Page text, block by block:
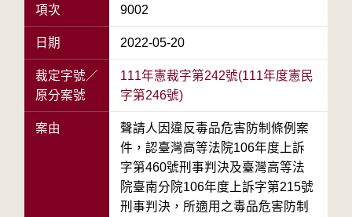
項次 9002
日期 2022-05-20
裁定字號／
原分案號
111年憲裁字第242號(111年度憲民
字第246號)
案由
聲請人因違反毒品危害防制條例案
件，認臺灣高等法院106年度上訴
字第460號刑事判決及臺灣高等法
院臺南分院106年度上訴字第215號
刑事判決，所適用之毒品危害防制